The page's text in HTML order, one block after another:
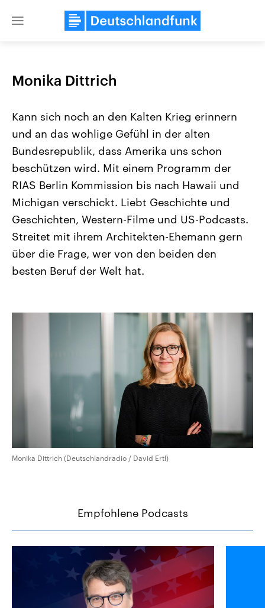
Close
Landtagswahl Sachsen-Anhalt
2026
Alle Informationen
Sachsen-Anhalt wählt am 6.
September 2026 einen neuen
Landtag. Seit 2021 wird das
Bundesland von einer Koalition aus
CDU, SPD und FDP regiert.-
USA
Aktuelle Beiträge,
Hintergründe
Wirtschaftlich und
gehören die Vereinigten
den mächtigsten Ländern
Monika Dittrich
Kann sich noch an den Kalten Krieg erinnern
und an das wohlige Gefühl in der alten
Bundesrepublik, dass Amerika uns schon
beschützen wird. Mit einem Programm der
RIAS Berlin Kommission bis nach Hawaii und
Michigan verschickt. Liebt Geschichte und
Geschichten, Western-Filme und US-Podcasts.
Streitet mit ihrem Architekten-Ehemann gern
über die Frage, wer von den beiden den
besten Beruf der Welt hat.
Monika Dittrich (Deutschlandradio / David Ertl)
Empfohlene Podcasts